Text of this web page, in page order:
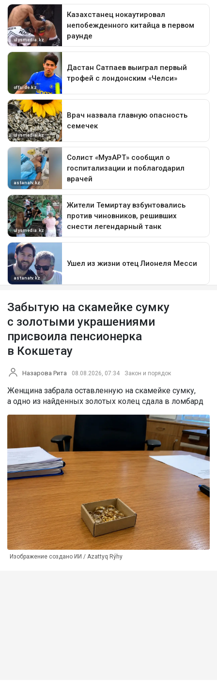
Забытую на скамейке сумку
с золотыми украшениями
присвоила пенсионерка
в Кокшетау
Назарова Рита 08.08.2026, 07:34 Закон и порядок
Женщина забрала оставленную на скамейке сумку,
а одно из найденных золотых колец сдала в ломбард
Изображение создано ИИ / Azattyq Rýhy